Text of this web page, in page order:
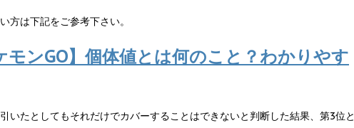
方は下記をご参考下さい。
モンGO】個体値とは何のこと？わかりやす
いたとしてもそれだけでカバーすることはできないと判断した結果、第3位と